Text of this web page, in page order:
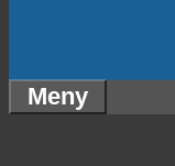
Meny